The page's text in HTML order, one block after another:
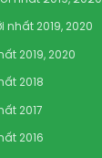
nhất 2019, 2020
2019, 2020
2018
2017
2016